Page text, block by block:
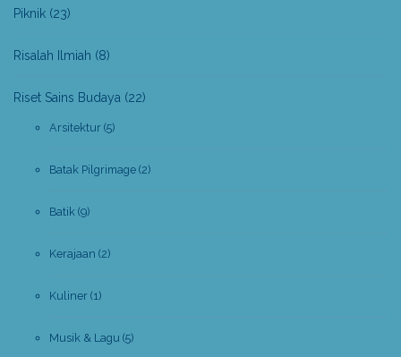
Piknik (23)
Risalah Ilmiah (8)
Riset Sains Budaya (22)
Arsitektur (5)
Batak Pilgrimage (2)
Batik (9)
Kerajaan (2)
Kuliner (1)
Musik & Lagu (5)